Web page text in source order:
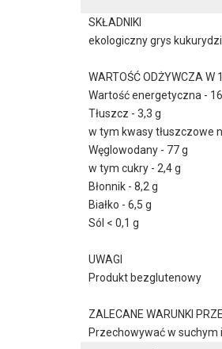
SKŁADNIKI
ekologiczny grys
WARTOŚĆ ODŻYWCZA W
Wartość energetyczna -
Tłuszcz - 3,3 g
w tym kwasy tłuszczowe
Węglowodany - 77 g
w tym cukry - 2,4 g
Błonnik - 8,2 g
Białko - 6,5 g
Sól < 0,1 g
UWAGI
Produkt bezglutenowy
ZALECANE WARUNKI
Przechowywać w suchym